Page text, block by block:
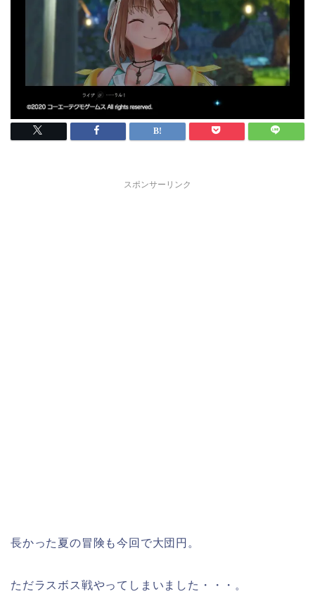
スポンサーリンク
長かった夏の冒険も今回で大団円。
ただラスボス戦やってしまいました・・・。